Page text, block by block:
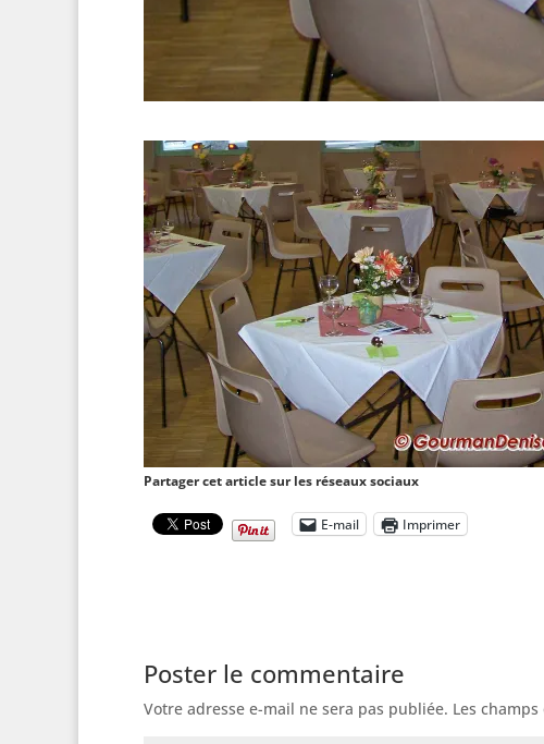
Partager cet article sur les réseaux sociaux
E-mail Imprimer
Poster le commentaire
Votre adresse e-mail ne sera pas publiée. Les